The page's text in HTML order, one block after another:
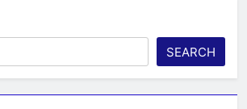
SEARCH